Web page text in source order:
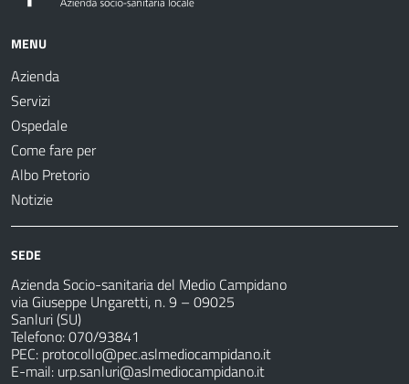
MENU
Azienda
Servizi
Ospedale
Come fare per
Albo Pretorio
Notizie
SEDE
Azienda Socio-sanitaria del Medio Campidano
via Giuseppe Ungaretti, n. 9 – 09025
Sanluri (SU)
Telefono: 070/93841
PEC: protocollo@pec.aslmediocampidano.it
E-mail: urp.sanluri@aslmediocampidano.it